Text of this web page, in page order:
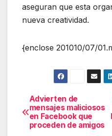
aseguran que esta
nueva creatividad.
{enclose 201010/07/
Navegación
de
Advierten de
mensajes maliciosos
en Facebook que
proceden de amigos